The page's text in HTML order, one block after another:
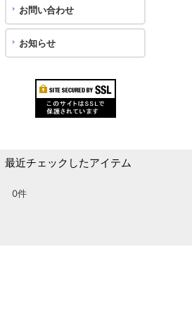
お問い合わせ
お知らせ
最近チェックしたアイテム
0件